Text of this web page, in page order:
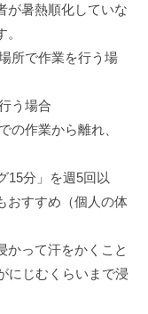
が暑熱順化していな
所で作業を行う場
う場合
作業から離れ、
15分」を週5回以
おすすめ（個人の体
って汗をかくこと
にじむくらいまで浸